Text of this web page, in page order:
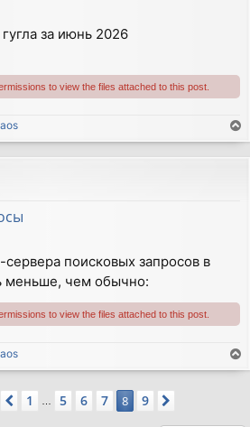
за июнь 2026
to view the files attached to this post.
o
p
поисковых запросов в
меньше, чем обычно:
to view the files attached to this post.
o
Page 8
Previous
1 5 6 7 8 9